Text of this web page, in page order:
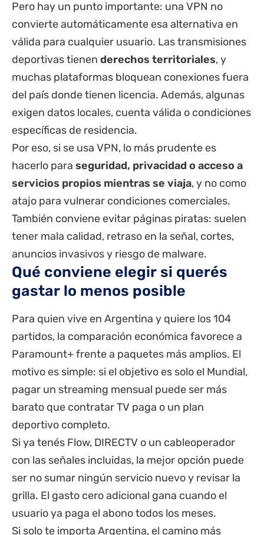
Pero hay un punto importante: una VPN no
convierte automáticamente esa alternativa en
válida para cualquier usuario. Las transmisiones
deportivas tienen derechos territoriales, y
muchas plataformas bloquean conexiones fuera
del país donde tienen licencia. Además, algunas
exigen datos locales, cuenta válida o condiciones
específicas de residencia.
Por eso, si se usa VPN, lo más prudente es
hacerlo para seguridad, privacidad o acceso a
servicios propios mientras se viaja, y no como
atajo para vulnerar condiciones comerciales.
También conviene evitar páginas piratas: suelen
tener mala calidad, retraso en la señal, cortes,
anuncios invasivos y riesgo de malware.
Qué conviene elegir si querés
gastar lo menos posible
Para quien vive en Argentina y quiere los 104
partidos, la comparación económica favorece a
Paramount+ frente a paquetes más amplios. El
motivo es simple: si el objetivo es solo el Mundial,
pagar un streaming mensual puede ser más
barato que contratar TV paga o un plan
deportivo completo.
Si ya tenés Flow, DIRECTV o un cableoperador
con las señales incluidas, la mejor opción puede
ser no sumar ningún servicio nuevo y revisar la
grilla. El gasto cero adicional gana cuando el
usuario ya paga el abono todos los meses.
Si solo te importa Argentina, el camino más